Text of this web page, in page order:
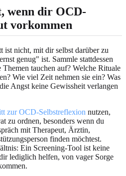
wenn dir OCD-
vorkommen
ist nicht, mit dir selbst darüber zu
genug" ist. Sammle stattdessen
tauchen auf? Welche Rituale
Wie viel Zeit nehmen sie ein? Was
Angst keine Gewissheit verlangen
zur OCD-Selbstreflexion nutzen,
zu ordnen, besonders wenn du
mit Therapeut, Ärztin,
finden möchtest.
Ein Screening-Tool ist keine
lediglich helfen, von vager Sorge